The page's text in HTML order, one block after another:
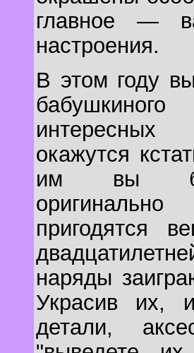
главное —
настроения.
В этом году
окажутся
им вы
пригодятся
наряды
Украсив их,
детали,